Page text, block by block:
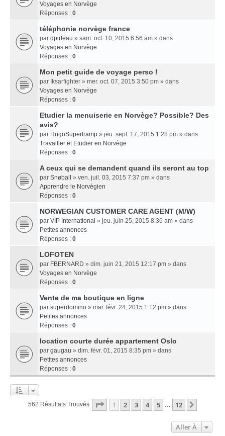
Voyages en Norvège
Réponses : 0
téléphonie norvège france
par dpirleau » sam. oct. 10, 2015 6:56 am » dans
Voyages en Norvège
Réponses : 0
Mon petit guide de voyage perso !
par Iksarfighter » mer. oct. 07, 2015 3:50 pm » dans
Voyages en Norvège
Réponses : 0
Etudier la menuiserie en Norvège? Possible? Des
avis?
par HugoSupertramp » jeu. sept. 17, 2015 1:28 pm » dans
Travailler et Etudier en Norvège
Réponses : 0
A ceux qui se demandent quand ils seront au top
par Snøball
» ven. juil. 03, 2015 7:37 pm » dans
Apprendre le Norvégien
Réponses : 0
NORWEGIAN CUSTOMER CARE AGENT (M/W)
par VIP International » jeu. juin 25, 2015 8:36 am » dans
Petites annonces
Réponses : 0
LOFOTEN
par FBERNARD » dim. juin 21, 2015 12:17 pm » dans
Voyages en Norvège
Réponses : 0
Vente de ma boutique en ligne
par superdomino » mar. févr. 24, 2015 1:12 pm » dans
Petites annonces
Réponses : 0
location courte durée appartement Oslo
par gaugau » dim. févr. 01, 2015 8:35 pm » dans
Petites annonces
Réponses : 0
562 Résultats Trouvés Page 1Sur
1 2 3 4 5 … 12
Aller À